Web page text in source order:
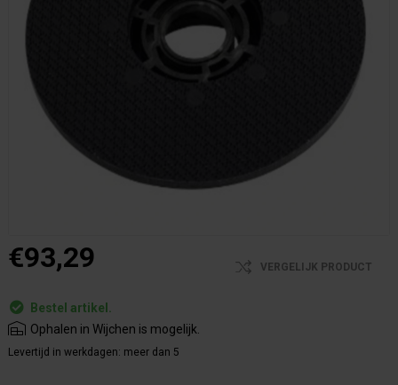
€93,29 VERGELIJK PRODUCT
Bestel artikel.
Ophalen in Wijchen is mogelijk.
Levertijd in werkdagen: meer dan 5